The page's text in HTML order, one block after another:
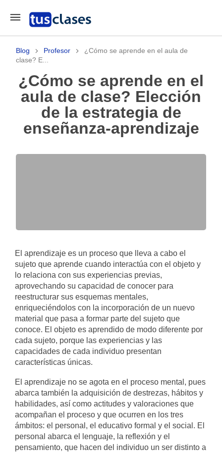
Blog Profesor
¿Cómo se aprende en el aula de
clase? E...
¿Cómo se aprende en el
aula de clase? Elección
de la estrategia de
enseñanza-aprendizaje
El aprendizaje es un proceso que lleva a cabo el
sujeto que aprende cuando interactúa con el objeto y
lo relaciona con sus experiencias previas,
aprovechando su capacidad de conocer para
reestructurar sus esquemas mentales,
enriqueciéndolos con la incorporación de un nuevo
material que pasa a formar parte del sujeto que
conoce. El objeto es aprendido de modo diferente por
cada sujeto, porque las experiencias y las
capacidades de cada individuo presentan
características únicas.
El aprendizaje no se agota en el proceso mental, pues
abarca también la adquisición de destrezas, hábitos y
habilidades, así como actitudes y valoraciones que
acompañan el proceso y que ocurren en los tres
ámbitos: el personal, el educativo formal y el social. El
personal abarca el lenguaje, la reflexión y el
pensamiento, que hacen del individuo un ser distinto a